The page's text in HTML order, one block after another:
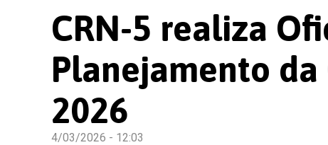
CRN-5 realiza
Planejamento
2026
4/03/2026 - 12:03